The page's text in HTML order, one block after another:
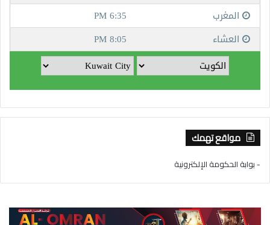
مواقع تهمك
- بوابة الحكومة الإلكترونية